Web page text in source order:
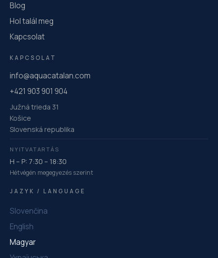
Blog
Hol talál meg
Kapcsolat
KAPCSOLAT
info@aquacatalan.com
+421 903 901 904
Južná trieda 31
Košice
Slovenská republika
NYITVATARTÁS
H – P: 7:30 – 18:30
Hétvégén megegyezés szerint
JAZYK / LANGUAGE
Slovenčina
English
Magyar